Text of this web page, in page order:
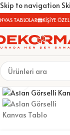
Skip to navigation
TABLOLAR KİŞİYE ÖZEL
Büyütmek için